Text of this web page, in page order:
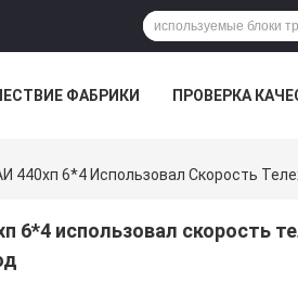
ФАБРИКИ ПРОВЕРКА
440хп 6*4 Использовал Скорость
6*4 использовал скорость